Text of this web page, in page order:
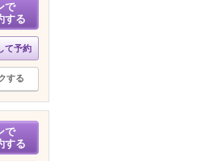
で
する
て予約
する
で
する